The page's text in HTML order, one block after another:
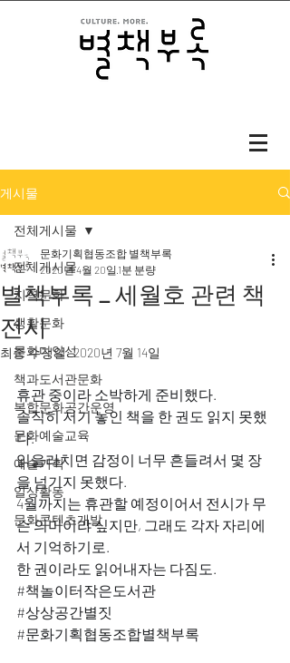
게시물
전체게시물
지역문화
생활문화
문화다양성
책과도서관문화
복합문화공간운영
문화예술교육
예술기획
일상활동
문화콘텐츠개발
전체게시물
별책부록 _ 세월호 관련 책
전시
문화기획협동조합 별책부록
2020년 4월 20일 1분 분량
최종 수정일:2020년 7월 14일
휴관 중이라 소박하게 준비했다.
솔직히 저기 놓인 책을 한 권도 읽지 못했
다.
읽을라치면 감정이 너무 흔들려서 몇 장
을 넘기지 못했다.
4월까지는 휴관할 예정이어서 전시가 무
슨 의미이랴 싶지만, 그래도 각자 자리에
서 기억하기로.
한 권이라도 읽어내자는 다짐도.
#책놀이터작은도서관
#상상공간별짓
#문화기획협동조합별책부록